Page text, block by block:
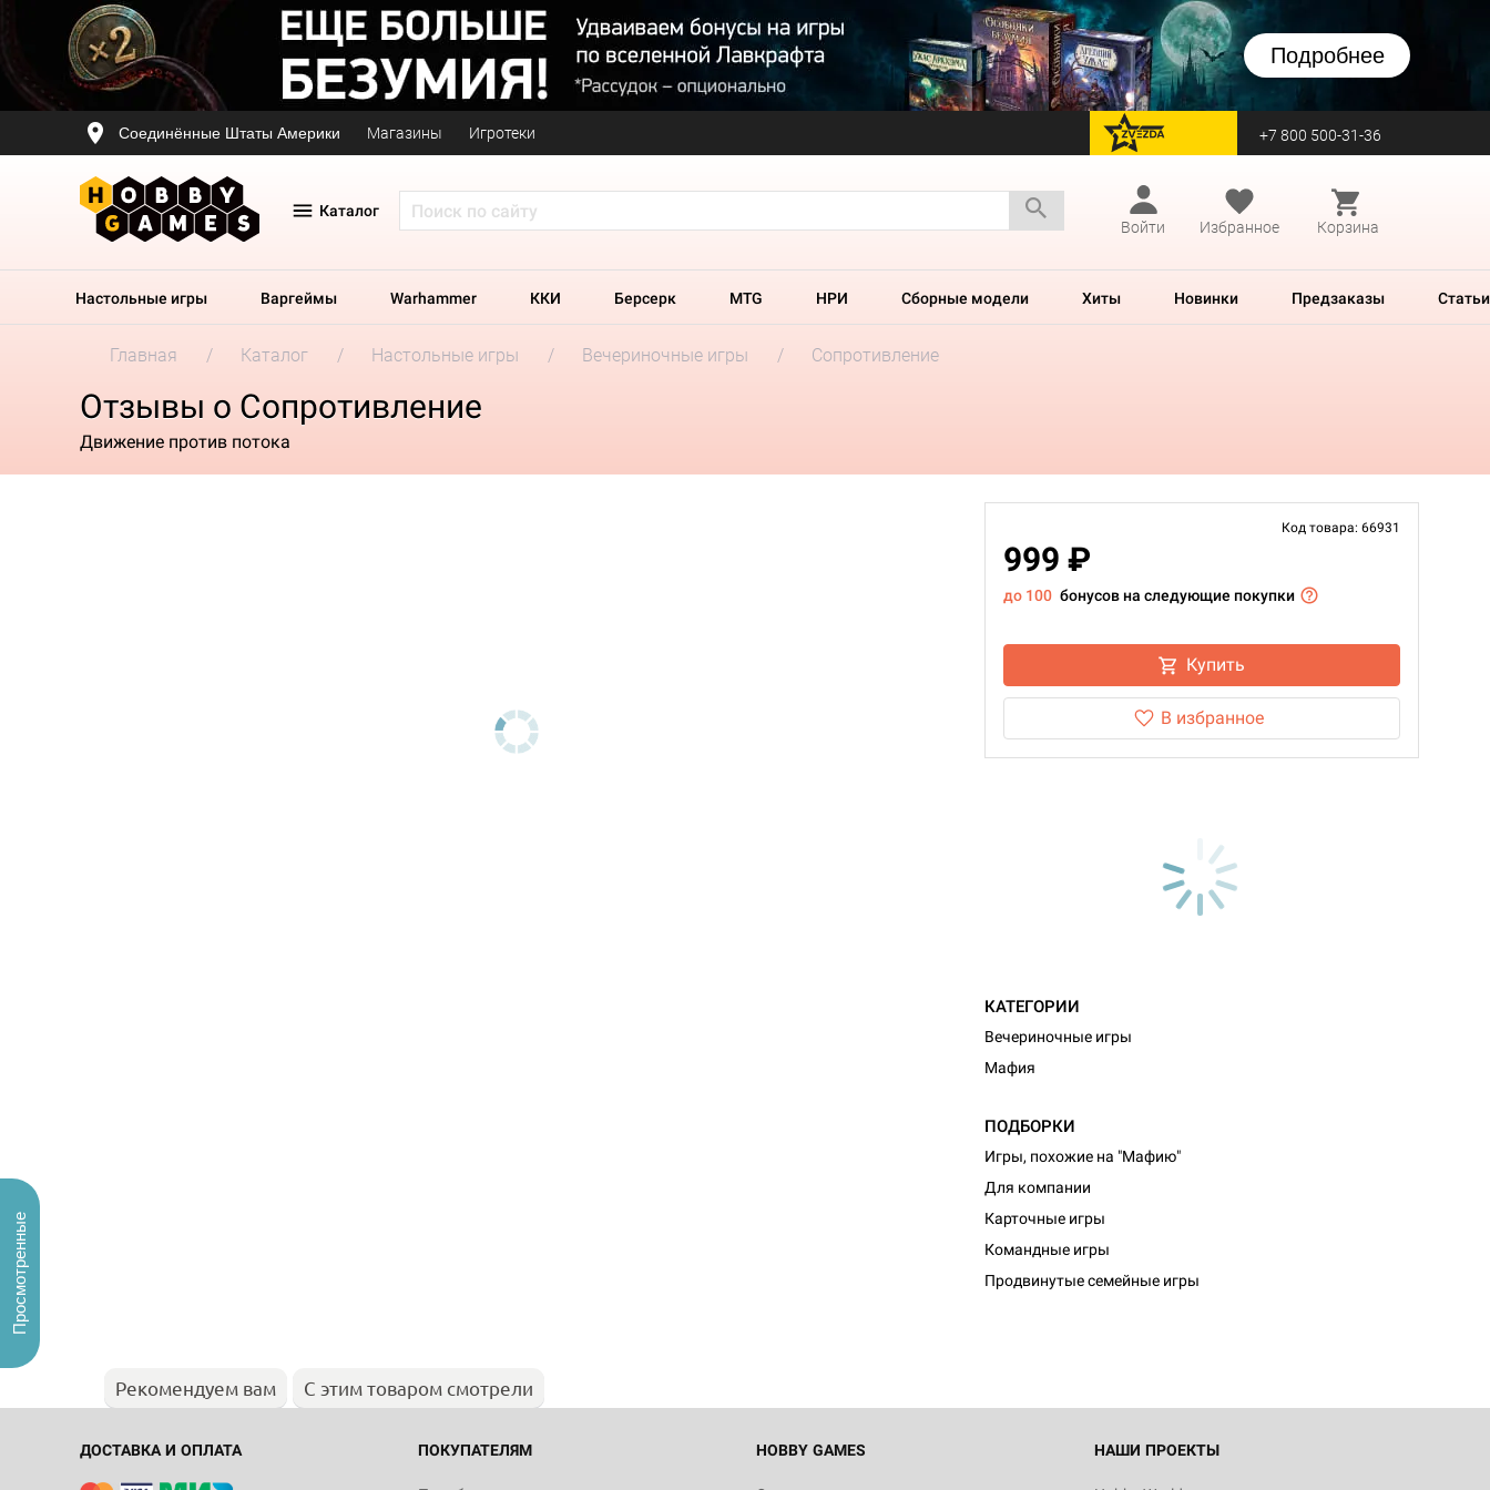
Подробнее
Соединённые Штаты Америки Магазины Игротеки перейти на Zvezda +7 800 500-31-36
Каталог
Войти
Избранное Корзина
Настольные игры Варгеймы Warhammer ККИ Берсерк MTG НРИ Сборные модели Хиты Новинки Предзаказы Статьи
Главная Каталог Настольные игры Вечериночные игры Сопротивление
Отзывы о Сопротивление
Движение против потока
Код товара: 66931
999 ₽
до 100 бонусов на следующие покупки
Купить
В избранное
КАТЕГОРИИ
Вечериночные игры
Мафия
ПОДБОРКИ
Игры, похожие на "Мафию"
Для компании
Карточные игры
Командные игры
Продвинутые семейные игры
Рекомендуем вам С этим товаром смотрели
ДОСТАВКА И ОПЛАТА ПОКУПАТЕЛЯМ HOBBY GAMES НАШИ ПРОЕКТЫ
Просмотренные
Настольная игра Hobby World Журнал
"Мир фантастики. Спецвыпуск: Братья
империи: Боевая тревога
799